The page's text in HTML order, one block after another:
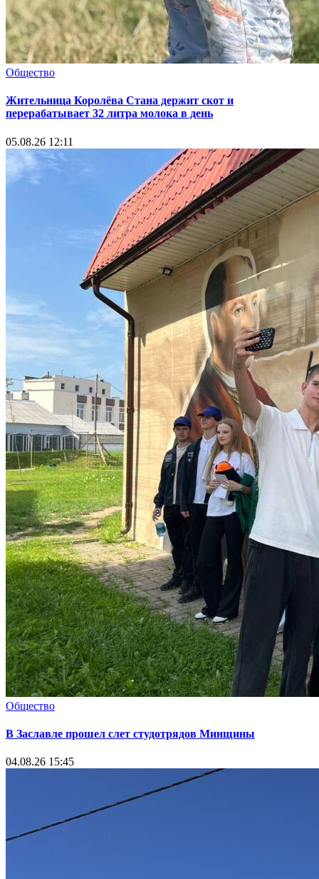
Общество
Жительница Королёва Стана держит скот и
перерабатывает 32 литра молока в день
05.08.26 12:11
Общество
В Заславле прошел слет студотрядов Минщины
04.08.26 15:45